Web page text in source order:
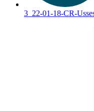
3_22-01-18-CR-